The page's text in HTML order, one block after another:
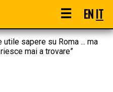
☰ ENIT
sapere su Roma ... ma
mai a trovare”